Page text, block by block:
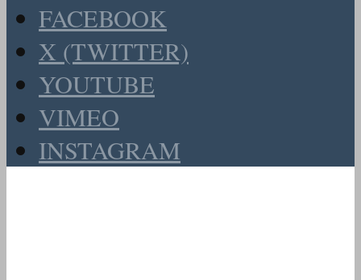
FACEBOOK
X (TWITTER)
YOUTUBE
VIMEO
INSTAGRAM